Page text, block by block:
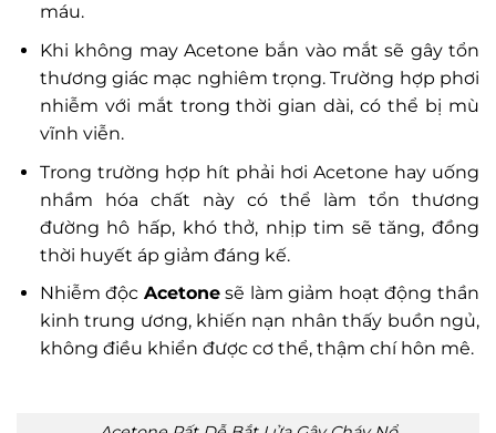
máu.
Khi không may Acetone bắn vào mắt sẽ gây tổn
thương giác mạc nghiêm trọng. Trường hợp phơi
nhiễm với mắt trong thời gian dài, có thể bị mù
vĩnh viễn.
Trong trường hợp hít phải hơi Acetone hay uống
nhầm hóa chất này có thể làm tổn thương
đường hô hấp, khó thở, nhịp tim sẽ tăng, đồng
thời huyết áp giảm đáng kế.
Nhiễm độc Acetonesẽ làm giảm hoạt động thần
kinh trung ương, khiến nạn nhân thấy buồn ngủ,
không điều khiển được cơ thể, thậm chí hôn mê.